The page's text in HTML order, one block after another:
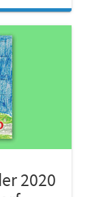
2020